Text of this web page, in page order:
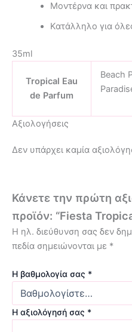
Μοντέρνα και
Κατάλληλο για
35ml
Tropical Eau
de Parfum
Beach
Αξιολογήσεις
Δεν υπάρχει καμία
Κάνετε την πρώτη
προϊόν: “Fiesta
Η ηλ. διεύθυνση σας δεν
πεδία σημειώνονται με *
Η βαθμολογία σας *
Η αξιολόγησή σας *